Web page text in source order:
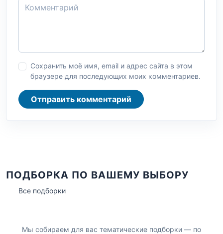
Сохранить моё имя, email и адрес сайта в этом
браузере для последующих моих комментариев.
Отправить комментарий
ПОДБОРКА ПО ВАШЕМУ ВЫБОРУ
Все подборки
Мы собираем для вас тематические подборки — по